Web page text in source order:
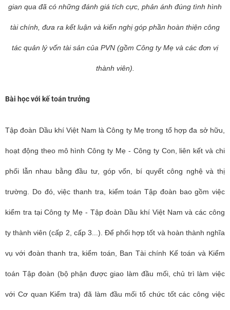
gian qua đã có những đánh giá tích cực, phản ánh đúng tình hình
tài chính, đưa ra kết luận và kiến nghị góp phần hoàn thiện công
tác quản lý vốn tài sản của PVN (gồm Công ty Mẹ và các đơn vị
thành viên).
Bài học với kế toán trưởng
Tập đoàn Dầu khí Việt Nam là Công ty Mẹ trong tổ hợp đa sở hữu,
hoạt động theo mô hình Công ty Mẹ - Công ty Con, liên kết và chi
phối lẫn nhau bằng đầu tư, góp vốn, bí quyết công nghệ và thị
trường. Do đó, việc thanh tra, kiểm toán Tập đoàn bao gồm việc
kiểm tra tại Công ty Mẹ - Tập đoàn Dầu khí Việt Nam và các công
ty thành viên (cấp 2, cấp 3...). Để phối hợp tốt và hoàn thành nghĩa
vụ với đoàn thanh tra, kiểm toán, Ban Tài chính Kế toán và Kiểm
toán Tập đoàn (bộ phận được giao làm đầu mối, chủ trì làm việc
với Cơ quan Kiểm tra) đã làm đầu mối tổ chức tốt các công việc